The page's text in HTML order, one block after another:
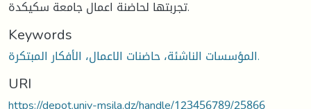
تجربتها لحاضنة اعمال جامعة سكيكدة.
Keywords
المؤسسات الناشئة، حاضنات الاعمال، الأفكار المبتكرة.
URI